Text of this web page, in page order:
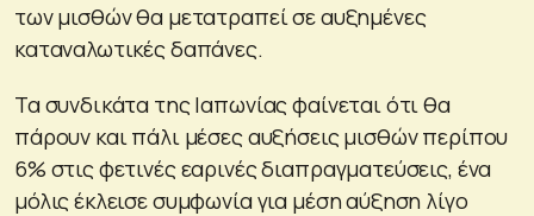
των μισθών θα μετατραπεί σε αυξημένες
καταναλωτικές δαπάνες.
Τα συνδικάτα της Ιαπωνίας φαίνεται ότι θα
πάρουν και πάλι μέσες αυξήσεις μισθών περίπου
6% στις φετινές εαρινές διαπραγματεύσεις, ένα
μόλις έκλεισε συμφωνία για μέση αύξηση λίγο